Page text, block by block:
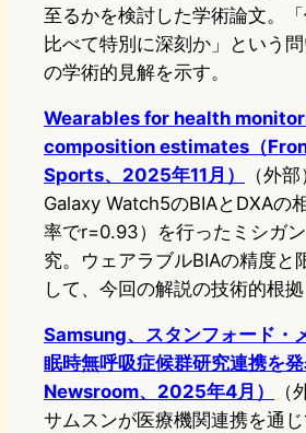
至るかを検討した学術論文。
比べて特別に深刻か」という
の学術的見解を示す。
Wearables for health
composition estimates（
Sports、2025年11月）
（外部
Galaxy Watch5のBIAとDXAの
率でr=0.93）を行ったミシガ
究。ウェアラブルBIAの精度と
して、今回の解説の技術的根拠
Samsung、スタンフォード・
眠時無呼吸症候群研究連携を
Newsroom、2025年4月）
（
サムスンが医療機関連携を通